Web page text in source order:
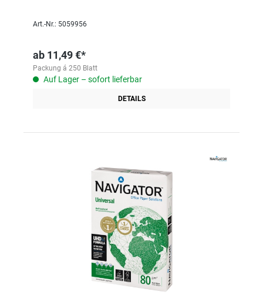
Art.-Nr.: 5059956
ab 11,49 €*
Packung á 250 Blatt
Auf Lager – sofort lieferbar
DETAILS